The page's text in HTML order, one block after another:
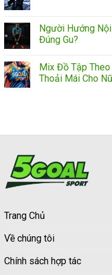
Người Hướng
Đúng Gu?
Mix Đồ Tập
Thoải Mái Cho
Trang Chủ
Về chúng tôi
Chính sách hợp tác